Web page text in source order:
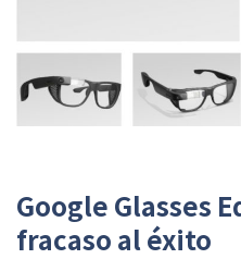
Google Glasses
fracaso al éxito